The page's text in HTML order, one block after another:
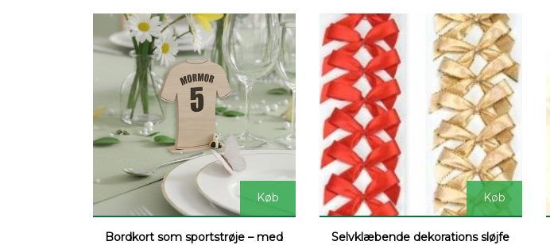
Køb
Bordkort som sportstrøje – med
Køb
Selvklæbende dekorations sløjfe